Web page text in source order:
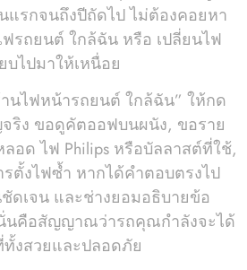
แรกจนถึงปีถัดไป ไม่ต้องคอยหา
รถยนต์ ใกล้ฉัน หรือ เปลี่ยนไฟ
ไปมาให้เหนื่อย
นไฟหน้ารถยนต์ ใกล้ฉัน” ให้กด
ริง ขอดูคัตออฟบนผนัง, ขอราย
อด ไฟ Philips หรือบัลลาสต์ที่ใช้,
ตั้งไฟซ้ำ หากได้คำตอบตรงไป
ดเจน และช่างยอมอธิบายข้อ
นคือสัญญาณว่ารถคุณกำลังจะได้
ทั้งสวยและปลอดภัย